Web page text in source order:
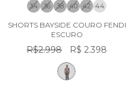
34 36 38 40 42 44
SHORTS BAYSIDE COURO FENDI
ESCURO
R$2.998 R$ 2.398